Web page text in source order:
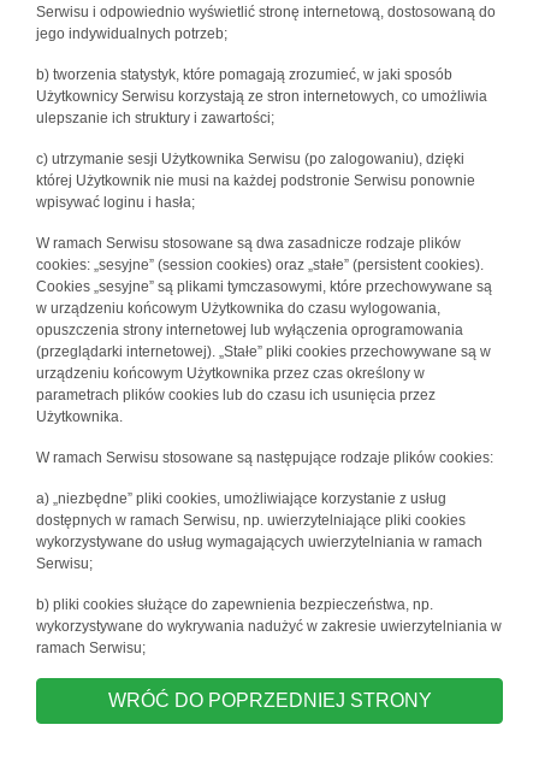
Serwisu i odpowiednio wyświetlić stronę internetową, dostosowaną do
jego indywidualnych potrzeb;
b) tworzenia statystyk, które pomagają zrozumieć, w jaki sposób
Użytkownicy Serwisu korzystają ze stron internetowych, co umożliwia
ulepszanie ich struktury i zawartości;
c) utrzymanie sesji Użytkownika Serwisu (po zalogowaniu), dzięki
której Użytkownik nie musi na każdej podstronie Serwisu ponownie
wpisywać loginu i hasła;
W ramach Serwisu stosowane są dwa zasadnicze rodzaje plików
cookies: „sesyjne” (session cookies) oraz „stałe” (persistent cookies).
Cookies „sesyjne” są plikami tymczasowymi, które przechowywane są
w urządzeniu końcowym Użytkownika do czasu wylogowania,
opuszczenia strony internetowej lub wyłączenia oprogramowania
(przeglądarki internetowej). „Stałe” pliki cookies przechowywane są w
urządzeniu końcowym Użytkownika przez czas określony w
parametrach plików cookies lub do czasu ich usunięcia przez
Użytkownika.
W ramach Serwisu stosowane są następujące rodzaje plików cookies:
a) „niezbędne” pliki cookies, umożliwiające korzystanie z usług
dostępnych w ramach Serwisu, np. uwierzytelniające pliki cookies
wykorzystywane do usług wymagających uwierzytelniania w ramach
Serwisu;
b) pliki cookies służące do zapewnienia bezpieczeństwa, np.
wykorzystywane do wykrywania nadużyć w zakresie uwierzytelniania w
ramach Serwisu;
WRÓĆ DO POPRZEDNIEJ STRONY